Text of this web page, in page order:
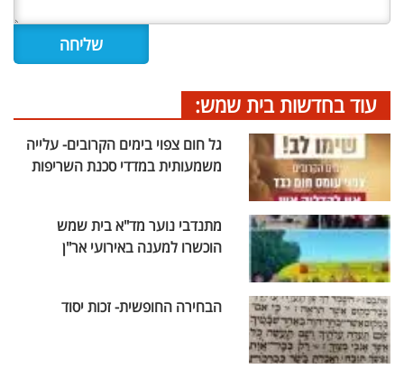
עוד בחדשות בית שמש:
גל חום צפוי בימים הקרובים- עלייה
משמעותית במדדי סכנת השריפות
מתנדבי נוער מד"א בית שמש
הוכשרו למענה באירועי אר"ן
הבחירה החופשית- זכות יסוד